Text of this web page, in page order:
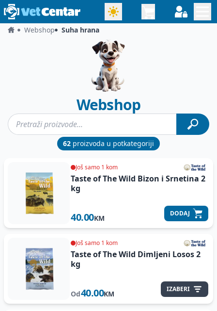
Webshop Suha hrana
Webshop
62 proizvoda u potkategoriji
Još samo 1 kom
Taste of The Wild Bizon i Srnetina 2
kg
40.00KM
DODAJ
Još samo 1 kom
Taste of The Wild Dimljeni Losos2
kg
Od40.00KM
IZABERI